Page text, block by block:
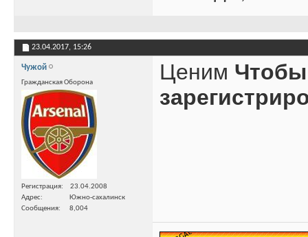
23.04.2017, 15:26
Чужой
Гражданская Оборона
Регистрация
23.04.2008
Адрес
Южно-сахалинск
Сообщения
8,004
Ценим